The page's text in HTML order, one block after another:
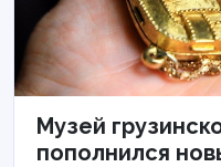
Музей
пополнился